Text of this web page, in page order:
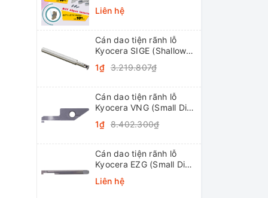
Liên hệ
Cán dao tiện rãnh lỗ
Kyocera SIGE (Shallow
1₫ 3.219.807₫
Cán dao tiện rãnh lỗ
Kyocera VNG (Small Dia.
System Tip-Bars)
1₫ 8.402.300₫
Cán dao tiện rãnh lỗ
Kyocera EZG (Small Dia.
Bars)
Liên hệ